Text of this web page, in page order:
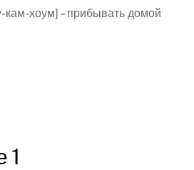
кам-хоум] – прибывать домой
1